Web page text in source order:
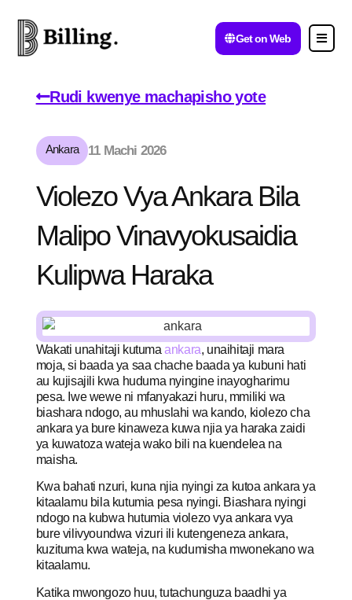
Get on Web
Rudi kwenye machapisho yote
Ankara 11 Machi 2026
Violezo Vya Ankara Bila
Malipo Vinavyokusaidia
Kulipwa Haraka
Wakati unahitaji kutumaankara, unaihitaji mara
moja, si baada ya saa chache baada ya kubuni hati
au kujisajili kwa huduma nyingine inayogharimu
pesa. Iwe wewe ni mfanyakazi huru, mmiliki wa
biashara ndogo, au mhuslahi wa kando, kiolezo cha
ankara ya bure kinaweza kuwa njia ya haraka zaidi
ya kuwatoza wateja wako bili na kuendelea na
maisha.
Kwa bahati nzuri, kuna njia nyingi za kutoa ankara ya
kitaalamu bila kutumia pesa nyingi. Biashara nyingi
ndogo na kubwa hutumia violezo vya ankara vya
bure vilivyoundwa vizuri ili kutengeneza ankara,
kuzituma kwa wateja, na kudumisha mwonekano wa
kitaalamu.
Katika mwongozo huu, tutachunguza baadhi ya